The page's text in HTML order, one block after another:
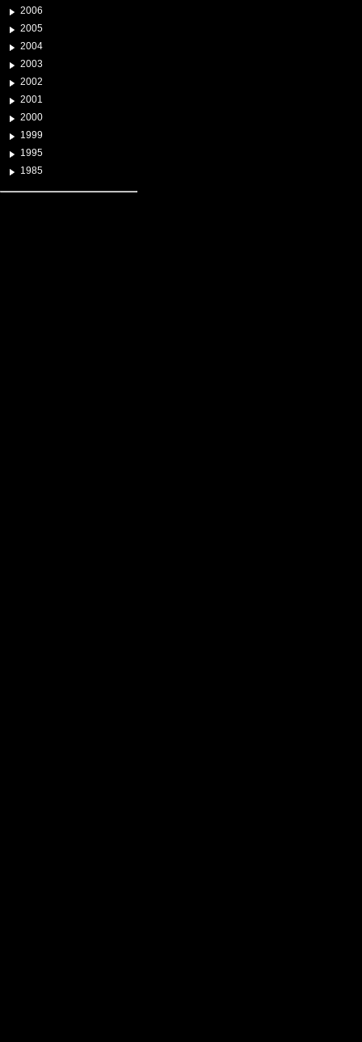
2006
2005
2004
2003
2002
2001
2000
1999
1995
1985